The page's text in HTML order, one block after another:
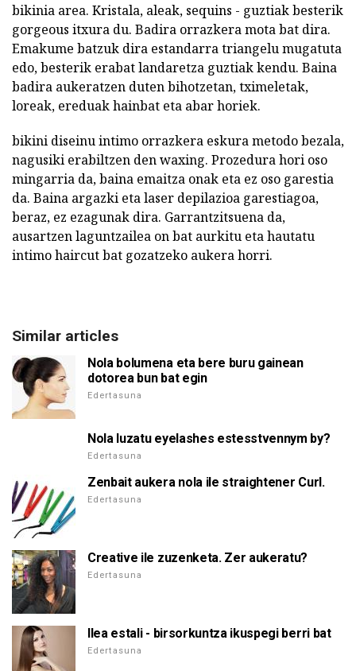
bikinia area. Kristala, aleak, sequins - guztiak besterik
gorgeous itxura du. Badira orrazkera mota bat dira.
Emakume batzuk dira estandarra triangelu mugatuta
edo, besterik erabat landaretza guztiak kendu. Baina
badira aukeratzen duten bihotzetan, tximeletak,
loreak, ereduak hainbat eta abar horiek.
bikini diseinu intimo orrazkera eskura metodo bezala,
nagusiki erabiltzen den waxing. Prozedura hori oso
mingarria da, baina emaitza onak eta ez oso garestia
da. Baina argazki eta laser depilazioa garestiagoa,
beraz, ez ezagunak dira. Garrantzitsuena da,
ausartzen laguntzailea on bat aurkitu eta hautatu
intimo haircut bat gozatzeko aukera horri.
Similar articles
Nola bolumena eta bere buru gainean
dotorea bun bat egin
Edertasuna
Nola luzatu eyelashes estesstvennym by?
Edertasuna
Zenbait aukera nola ile straightener Curl.
Edertasuna
Creative ile zuzenketa. Zer aukeratu?
Edertasuna
Ilea estali - birsorkuntza ikuspegi berri bat
Edertasuna